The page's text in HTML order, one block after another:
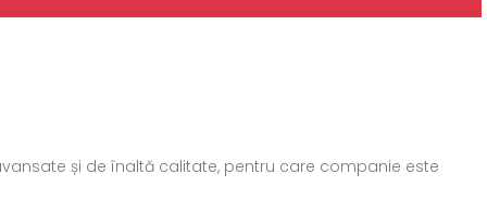
și de înaltă calitate, pentru care companie este